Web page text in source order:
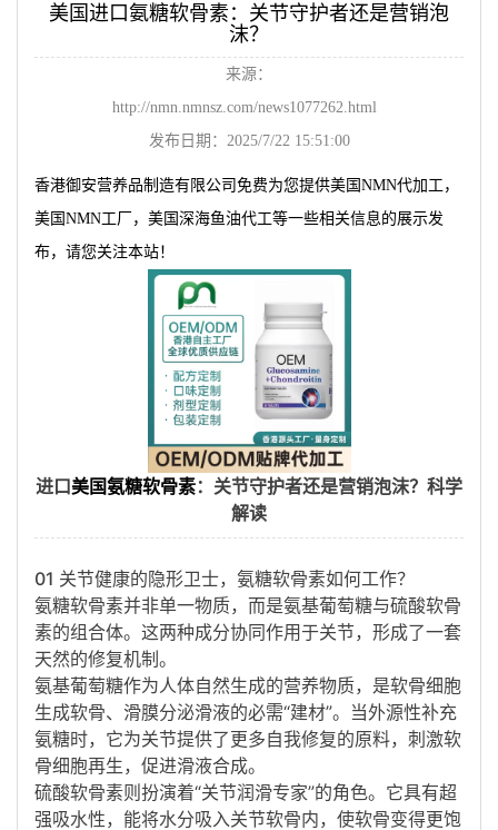
美国进口氨糖软骨素：关节守护者还是营销泡
沫？
来源：
http://nmn.nmnsz.com/news1077262.html
发布日期：2025/7/22 15:51:00
香港御安营养品制造有限公司免费为您提供美国NMN代加工 ，
美国NMN工厂，美国深海鱼油代工等一些相关信息的展示发
布，请您关注本站！
进口美国氨糖软骨素：关节守护者还是营销泡沫？科学
解读
01 关节健康的隐形卫士，氨糖软骨素如何工作？
氨糖软骨素并非单一物质，而是氨基葡萄糖与硫酸软骨
素的组合体。这两种成分协同作用于关节，形成了一套
天然的修复机制。
氨基葡萄糖作为人体自然生成的营养物质，是软骨细胞
生成软骨、滑膜分泌滑液的必需“建材”。当外源性补充
氨糖时，它为关节提供了更多自我修复的原料， 刺激软
骨细胞再生，促进滑液合成。
硫酸软骨素则扮演着“关节润滑专家”的角色。它具有超
强吸水性，能将水分吸入关节软骨内，使软骨变得更饱